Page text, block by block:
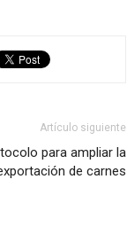
Artículo siguiente
para ampliar la
de carnes